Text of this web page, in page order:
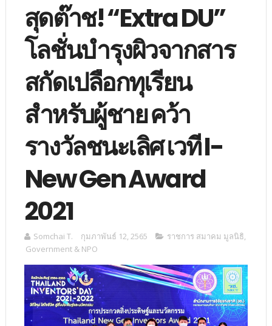
สุดต๊าช! “Extra DU”
โลชั่นบำรุงผิวจากสาร
สกัดเปลือกทุเรียน
สำหรับผู้ชาย คว้า
รางวัลชนะเลิศ เวที I-
New Gen Award
2021
Somchai T. กุมภาพันธ์ 12, 2565 ราชการ สมาคม มูลนิธิ,
Government & NPO